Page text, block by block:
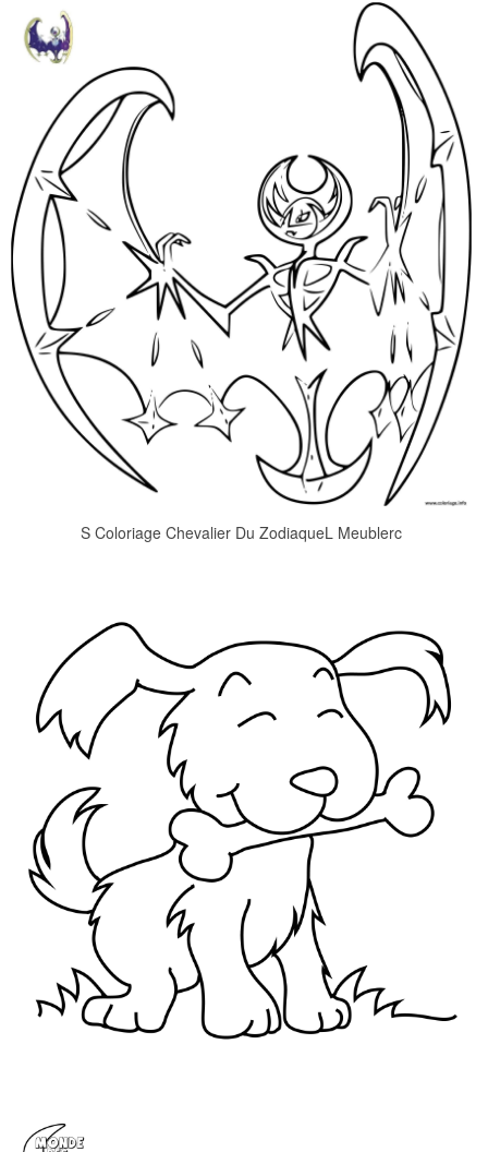
S Coloriage Chevalier Du ZodiaqueL Meublerc